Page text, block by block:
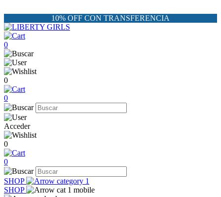
10% OFF CON TRANSFERENCIA
0
0
0
Acceder
0
0
SHOP
SHOP